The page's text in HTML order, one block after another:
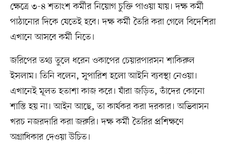
ক্ষেত্রে ৩-৪ শতাংশ কর্মীর নিয়োগ চুক্তি পাওয়া যায়। দক্ষ কর্মী
পাঠানোর দিকে যেতেই হবে। দক্ষ কর্মী তৈরি করা গেলে বিদেশিরা
এখানে আসবে কর্মী নিতে।
জরিপের তথ্য তুলে ধরেন ওকাপের চেয়ারপারসন শাকিরুল
ইসলাম। তিনি বলেন, সুপারিশ হলো আইনি ব্যবস্থা নেওয়া।
এখানেই মূলত হতাশা কাজ করে। যাঁরা জড়িত, তাঁদের কোনো
শাস্তি হয় না। আইন আছে, তা কার্যকর করা দরকার। অভিবাসন
খরচ নজরদারি করা জরুরি। দক্ষ কর্মী তৈরির প্রশিক্ষণে
অগ্রাধিকার দেওয়া উচিত।